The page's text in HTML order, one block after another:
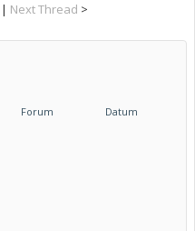
| Next Thread >
Forum Datum